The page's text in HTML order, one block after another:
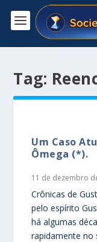
Tag:
Um Caso
Ômega (*).
11 de dezembro
Crônicas de
pelo espírito
há algumas
rapidamente no